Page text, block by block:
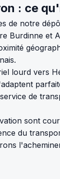
: ce
de notre
Burdinne et
lourd vers
de
sont
du